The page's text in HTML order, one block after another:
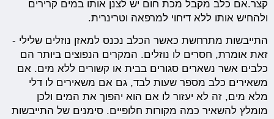
קצר.אם כלב מקבל מכת חום יש לצנן אותו במים קרירים
ולהחיש אותו ללא דיחוי למרפאה וטרינרית.
התייבשות מתרחשת כאשר הכלב נכנס למאזן נוזלים שלילי -
זאת אומרת, חסרים לו נוזלים. המקרים הנפוצים ביותר הם
כלבים אשר נשארים סגורים בבית או קשורים ללא מים. אם
משאירים כלב מספר שעות לבד, גם אם משאירים לו דלי
מלא מים, זה לא יעזור לו אם הוא יהפוך את המים ולכן
מומלץ להשאיר כמה מקורות חלופיים. סימנים של התייבשות